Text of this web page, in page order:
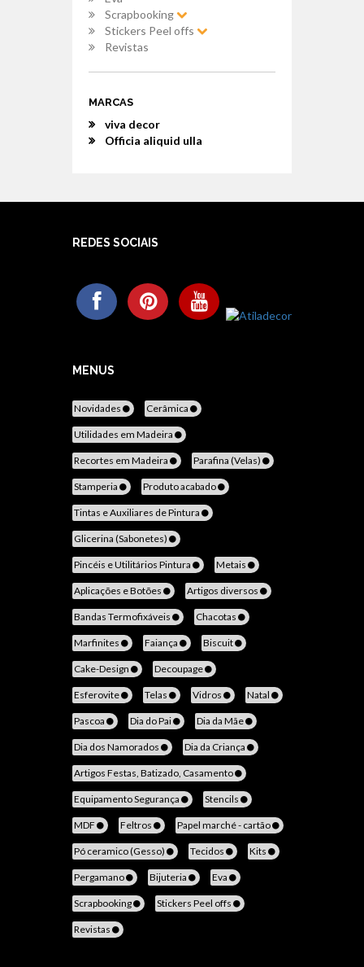
Scrapbooking
Stickers Peel offs
Revistas
MARCAS
viva decor
Officia aliquid ulla
REDES SOCIAIS
MENUS
Novidades Cerâmica
Utilidades em Madeira
Recortes em Madeira Parafina (Velas)
Stamperia Produto acabado
Tintas e Auxiliares de Pintura
Glicerina (Sabonetes)
Pincéis e Utilitários Pintura Metais
Aplicações e Botões Artigos diversos
Bandas Termofixáveis Chacotas
Marfinites Faiança Biscuit
Cake-Design Decoupage
Esferovite Telas Vidros Natal
Pascoa Dia do Pai Dia da Mãe
Dia dos Namorados Dia da Criança
Artigos Festas, Batizado, Casamento
Equipamento Segurança Stencils
MDF Feltros Papel marché - cartão
Pó ceramico (Gesso) Tecidos Kits
Pergamano Bijuteria Eva
Scrapbooking Stickers Peel offs
Revistas